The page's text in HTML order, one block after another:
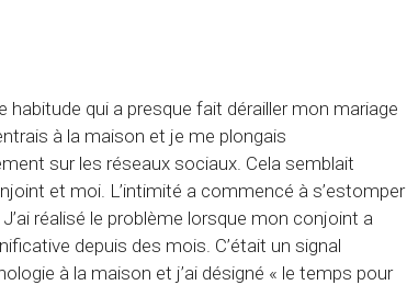
qui a presque fait dérailler mon mariage
à la maison et je me plongais
sur les réseaux sociaux. Cela semblait
et moi. L’intimité a commencé à s’estomper
réalisé le problème lorsque mon conjoint a
depuis des mois. C’était un signal
à la maison et j’ai désigné « le temps pour